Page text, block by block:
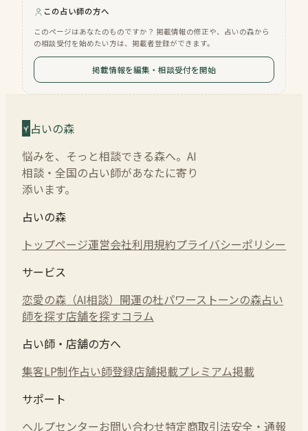
この占い師の方へ
このページはあなたのものですか？ 掲載情報の修正や、占いの森から
の相談受付を始めたい方は、掲載者登録ができます。
掲載情報を編集・相談受付を開始
占いの森
悩みを、そっと相談できる森へ。AI
相談・全国の占い師があなたに寄り
添います。
占いの森
トップページ運営会社利用規約プライバシーポリシー
サービス
恋愛の森（AI相談） 開運の杜パワーストーンの森占い
師を探す店舗を探すコラム
占い師・店舗の方へ
集客LP制作占い師登録店舗掲載プレミアム掲載
サポート
ヘルプセンターお問い合わせ特定商取引法安全・通報